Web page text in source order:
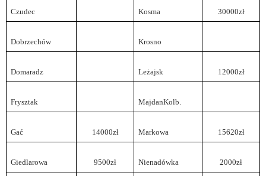
Czudec Kosma 30000zł
Dobrzechów Krosno
Domaradz Leżajsk 12000zł
Frysztak MajdanKolb.
Gać 14000zł Markowa 15620zł
Giedlarowa 9500zł Nienadówka 2000zł